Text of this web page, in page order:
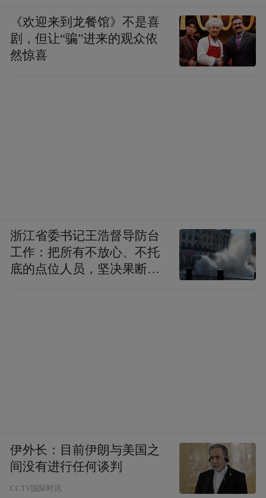
《欢迎来到龙餐馆》不是喜
剧，但让“骗”进来的观众依
然惊喜
浙江省委书记王浩督导防台
工作：把所有不放心、不托
底的点位人员，坚决果断转
伊外长：目前伊朗与美国之
间没有进行任何谈判
CCTV国际时讯